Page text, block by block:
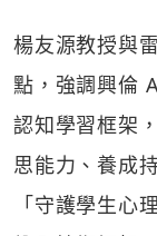
楊友源教授與
點，強調興倫
認知學習框架
思能力、養成
「守護學生心